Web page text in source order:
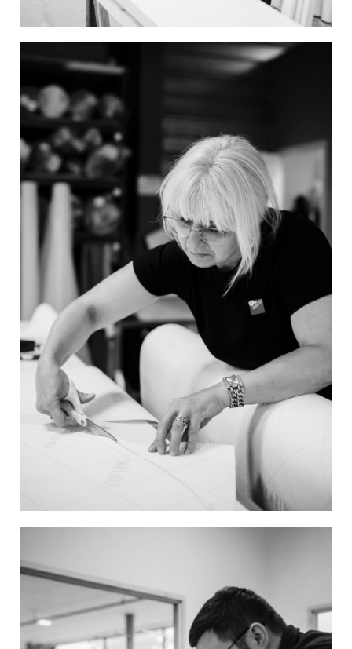
Image
Image